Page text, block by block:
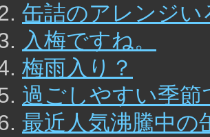
缶詰のアレンジい
入梅ですね。
梅雨入り？
過ごしやすい季節
最近人気沸騰中の